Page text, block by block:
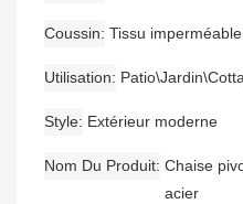
Coussin Tissu imperméable
Utilisation
Style Extérieur moderne
Nom Du Produit Chaise
acier